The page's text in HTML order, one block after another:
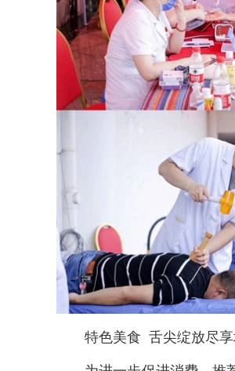
特色美食 舌尖绽放尽